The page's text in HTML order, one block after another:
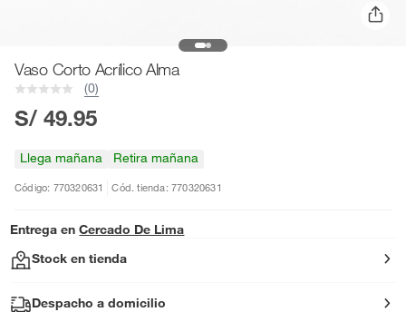
Vaso Corto Acrílico Alma
(0)
S/ 49.95
Llega mañana Retira mañana
Código: 770320631 Cód. tienda: 770320631
Entrega en Cercado De Lima
Stock en tienda
Despacho a domicilio